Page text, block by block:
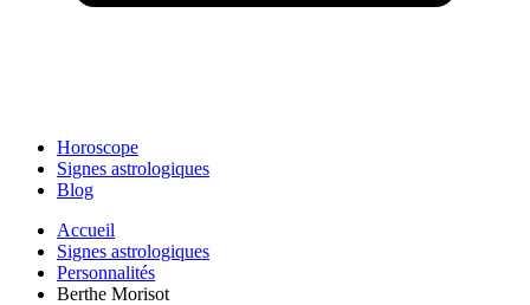
Horoscope
Signes astrologiques
Blog
Accueil
Signes astrologiques
Personnalités
Berthe Morisot